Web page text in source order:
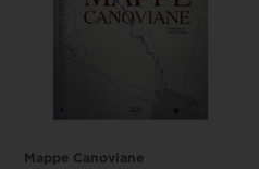
Mappe Canoviane